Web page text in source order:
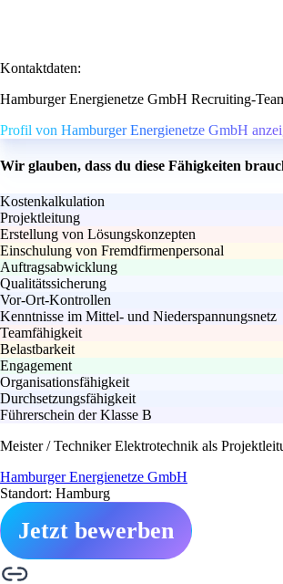
Kontaktdaten:
Hamburger Energienetze GmbH Recruiting-
Profil von Hamburger Energienetze GmbH
Wir glauben, dass du diese Fähigkeiten
Kostenkalkulation
Projektleitung
Erstellung von Lösungskonzepten
Einschulung von Fremdfirmenpersonal
Auftragsabwicklung
Qualitätssicherung
Vor-Ort-Kontrollen
Kenntnisse im Mittel- und Niederspannungsnetz
Teamfähigkeit
Belastbarkeit
Engagement
Organisationsfähigkeit
Durchsetzungsfähigkeit
Führerschein der Klasse B
Meister / Techniker Elektrotechnik als
Hamburger Energienetze GmbH
Standort: Hamburg
Jetzt bewerben